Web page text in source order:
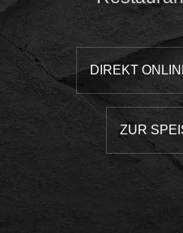
DIREKT
ZUR